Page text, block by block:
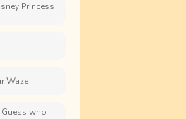
Princess
Waze
Guess who